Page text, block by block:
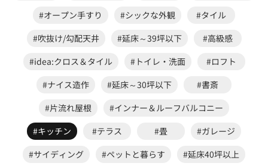
#オープン手すり
#シックな外観
#タイル
#吹抜け/勾配天井
#延床～39坪以下
#高級感
#idea:クロス＆タイル
#トイレ・洗面
#ロフト
#ナイス造作
#延床～30坪以下
#書斎
#片流れ屋根
#インナー＆ルーフバルコニー
#キッチン
#テラス #畳
#ガレージ
#サイディング
#ペットと暮らす
#延床40坪以上